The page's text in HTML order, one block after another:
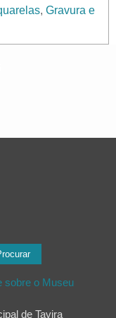
, Gravura e
sobre o Museu
de Tavira